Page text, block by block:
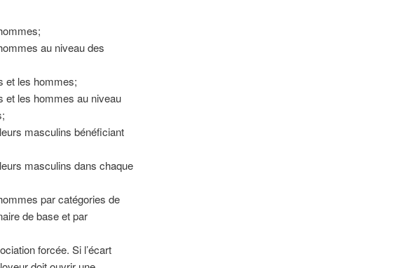
au niveau des
et les hommes;
et les hommes au niveau
masculins bénéficiant
masculins dans chaque
par catégories de
de base et par
forcée. Si l’écart